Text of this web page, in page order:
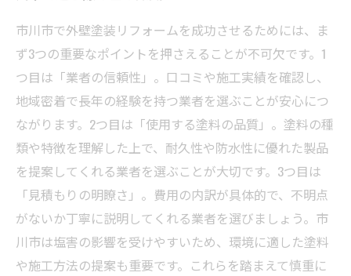
市川市で外壁塗装リフォームを成功させるためには、ま
ず3つの重要なポイントを押さえることが不可欠です。1
つ目は「業者の信頼性」。口コミや施工実績を確認し、
地域密着で長年の経験を持つ業者を選ぶことが安心につ
ながります。2つ目は「使用する塗料の品質」。塗料の種
類や特徴を理解した上で、耐久性や防水性に優れた製品
を提案してくれる業者を選ぶことが大切です。3つ目は
「見積もりの明瞭さ」。費用の内訳が具体的で、不明点
がないか丁寧に説明してくれる業者を選びましょう。市
川市は塩害の影響を受けやすいため、環境に適した塗料
や施工方法の提案も重要です。これらを踏まえて慎重に